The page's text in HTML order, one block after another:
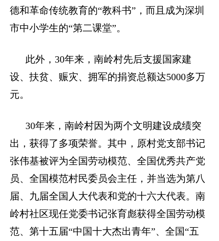
德和革命传统教育的“教科书”，而且成为深圳
市中小学生的“第二课堂”。
此外， 30年来，南岭村先后支援国家建
设、扶贫、赈灾、拥军的捐资总额达5000多万
元。
30年来，南岭村因为两个文明建设成绩突
出，获得了多项荣誉。其中，原村党支部书记
张伟基被评为全国劳动模范、全国优秀共产党
员、全国模范村民委员会主任，并当选为第八
届、九届全国人大代表和党的十六大代表。南
岭村社区现任党委书记张育彪获得全国劳动模
范、第十五届“中国十大杰出青年”、全国“五